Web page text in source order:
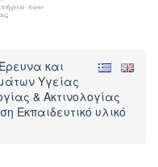
και
Υγείας
& Ακτινολογίας
Εκπαιδευτικό υλικό